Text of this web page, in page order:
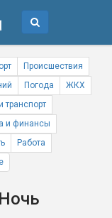
Происшествия
Погода
ЖКХ
транспорт
и финансы
Работа